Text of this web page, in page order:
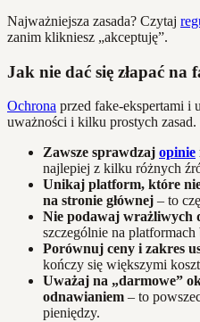
Najważniejsza zasada? Czytaj
zanim klikniesz „akceptuję”.
Jak nie dać się złapać na
Ochrona przed fake-ekspertami i
uważności i kilku prostych zasad.
Zawsze sprawdzaj opinie
najlepiej z kilku różnych
Unikaj platform, które
na stronie głównej – to
Nie podawaj wrażliwych
szczególnie na
Porównuj ceny i zakres
kończy się większymi
Uważaj na „darmowe”
odnawianiem – to
pieniędzy.